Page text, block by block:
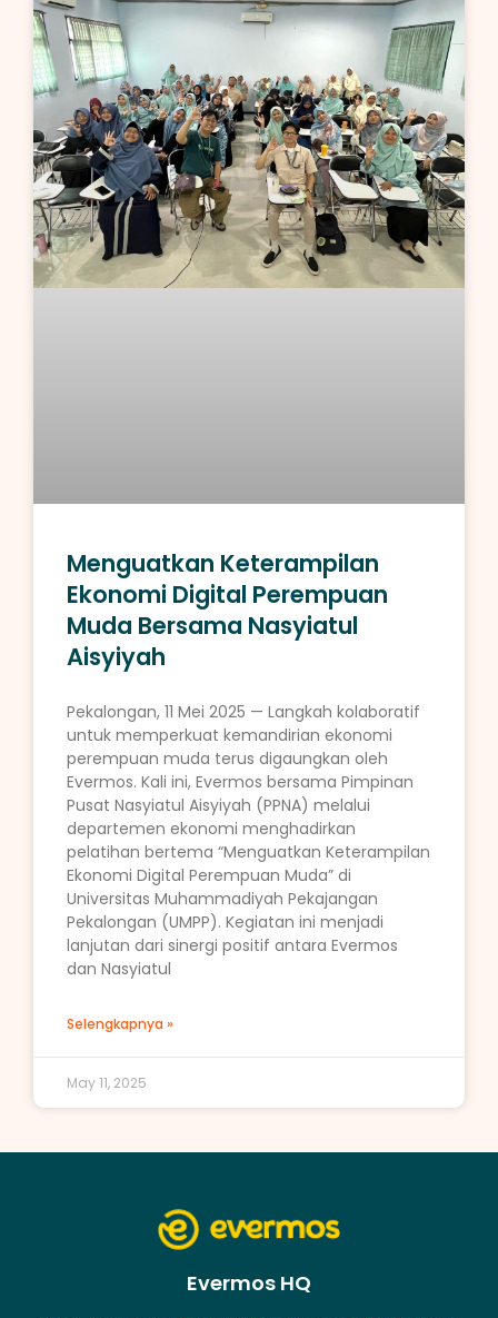
Menguatkan Keterampilan
Ekonomi Digital Perempuan
Muda Bersama Nasyiatul
Aisyiyah
Pekalongan, 11 Mei 2025 — Langkah kolaboratif
untuk memperkuat kemandirian ekonomi
perempuan muda terus digaungkan oleh
Evermos. Kali ini, Evermos bersama Pimpinan
Pusat Nasyiatul Aisyiyah (PPNA) melalui
departemen ekonomi menghadirkan
pelatihan bertema “Menguatkan Keterampilan
Ekonomi Digital Perempuan Muda” di
Universitas Muhammadiyah Pekajangan
Pekalongan (UMPP). Kegiatan ini menjadi
lanjutan dari sinergi positif antara Evermos
dan Nasyiatul
Selengkapnya »
May 11, 2025
Evermos HQ